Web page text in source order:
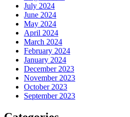
July 2024
June 2024
May 2024
April 2024
March 2024
February 2024
January 2024
December 2023
November 2023
October 2023
September 2023